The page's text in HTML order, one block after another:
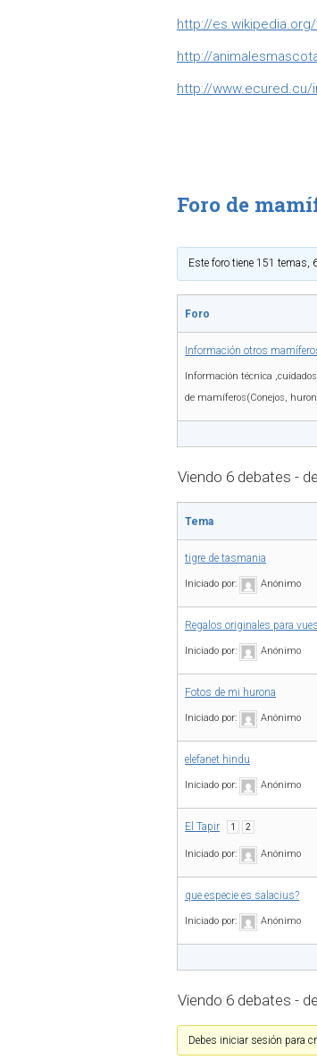
http://
http://
http://www.ecured.cu/
Foro de
Este foro tiene 151 temas,
Foro
Información otros
Información técnica
de mamíferos(Conejos,
Viendo 6 debates -
Tema
tigre de tasmania
Iniciado por: Anónimo
Regalos originales para
Iniciado por: Anónimo
Fotos de mi hurona
Iniciado por: Anónimo
elefanet hindu
Iniciado por: Anónimo
El Tapir 1 2
Iniciado por: Anónimo
que especie es salacius?
Iniciado por: Anónimo
Viendo 6 debates -
Debes iniciar sesión para